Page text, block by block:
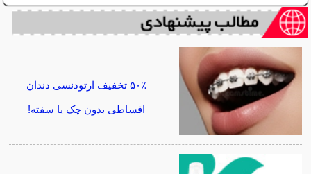
۵۰٪ تخفیف ارتودنسی دندان
اقساطی بدون چک یا سفته!